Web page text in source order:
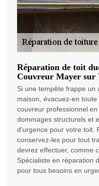
Réparation de toit
Couvreur Mayer sur
Si une tempête frappe un
maison, évacuez-en
couvreur professionnel
dommages structurels et
d'urgence pour votre toit.
conservez-les pour tout
devrez effectuer, comme
Spécialiste en réparation
pour tous besoins en